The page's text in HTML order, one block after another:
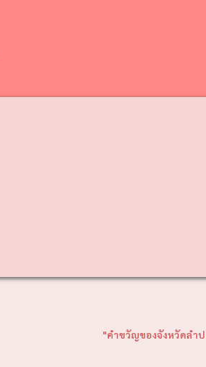
"คำขวัญของจังหวัดลำปาง "ถ่านหิ